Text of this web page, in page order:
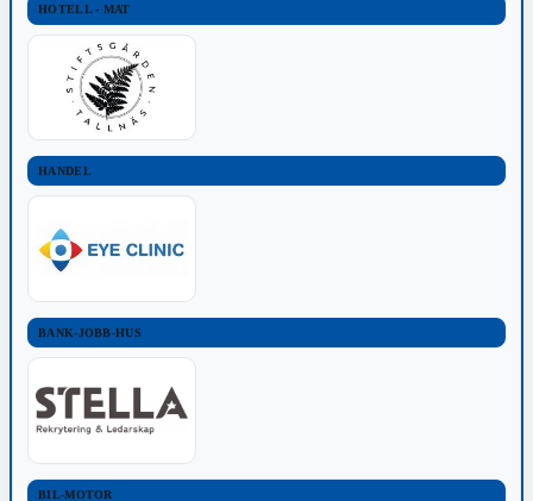
HOTELL - MAT
HANDEL
BANK-JOBB-HUS
BIL-MOTOR